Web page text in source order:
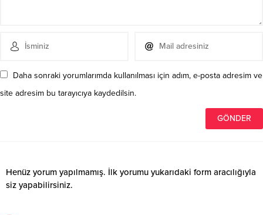
Daha sonraki yorumlarımda kullanılması için adım, e-posta adresim ve
site adresim bu tarayıcıya kaydedilsin.
Henüz yorum yapılmamış. İlk yorumu yukarıdaki form aracılığıyla
siz yapabilirsiniz.